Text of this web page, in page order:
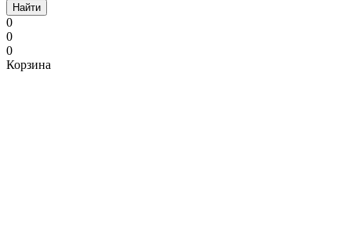
Найти
0
0
0
Корзина